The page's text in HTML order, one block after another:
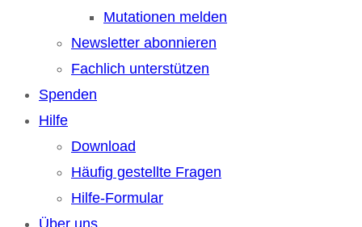
Mutationen melden
Newsletter abonnieren
Fachlich unterstützen
Spenden
Hilfe
Download
Häufig gestellte Fragen
Hilfe-Formular
Über uns